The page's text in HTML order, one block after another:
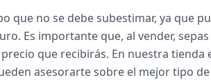
que no se debe subestimar, ya que
Es importante que, al vender,
que recibirás. En nuestra tienda
asesorarte sobre el mejor tipo